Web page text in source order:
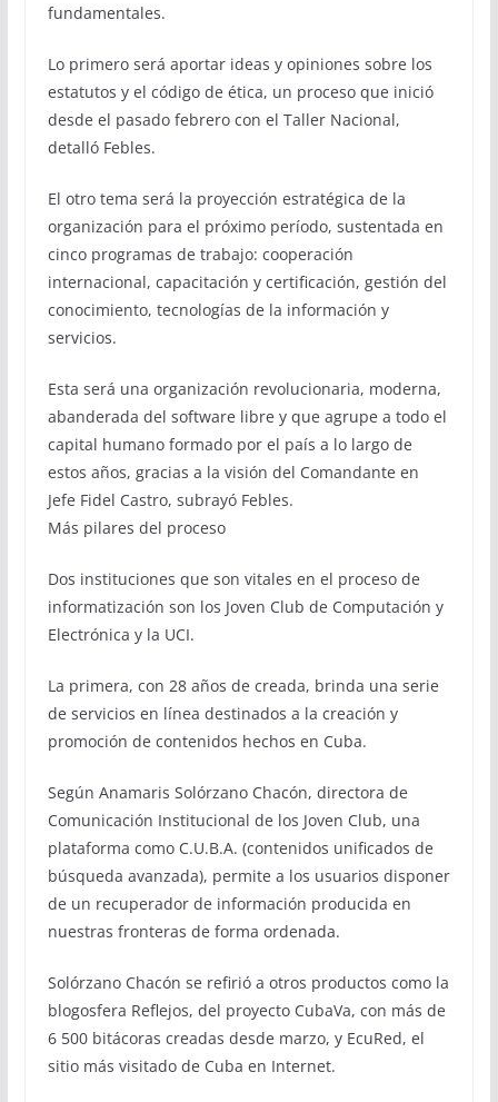
fundamentales.
Lo primero será aportar ideas y opiniones sobre los
estatutos y el código de ética, un proceso que inició
desde el pasado febrero con el Taller Nacional,
detalló Febles.
El otro tema será la proyección estratégica de la
organización para el próximo período, sustentada en
cinco programas de trabajo: cooperación
internacional, capacitación y certificación, gestión del
conocimiento, tecnologías de la información y
servicios.
Esta será una organización revolucionaria, moderna,
abanderada del software libre y que agrupe a todo el
capital humano formado por el país a lo largo de
estos años, gracias a la visión del Comandante en
Jefe Fidel Castro, subrayó Febles.
Más pilares del proceso
Dos instituciones que son vitales en el proceso de
informatización son los Joven Club de Computación y
Electrónica y la UCI.
La primera, con 28 años de creada, brinda una serie
de servicios en línea destinados a la creación y
promoción de contenidos hechos en Cuba.
Según Anamaris Solórzano Chacón, directora de
Comunicación Institucional de los Joven Club, una
plataforma como C.U.B.A. (contenidos unificados de
búsqueda avanzada), permite a los usuarios disponer
de un recuperador de información producida en
nuestras fronteras de forma ordenada.
Solórzano Chacón se refirió a otros productos como la
blogosfera Reflejos, del proyecto CubaVa, con más de
6 500 bitácoras creadas desde marzo, y EcuRed, el
sitio más visitado de Cuba en Internet.